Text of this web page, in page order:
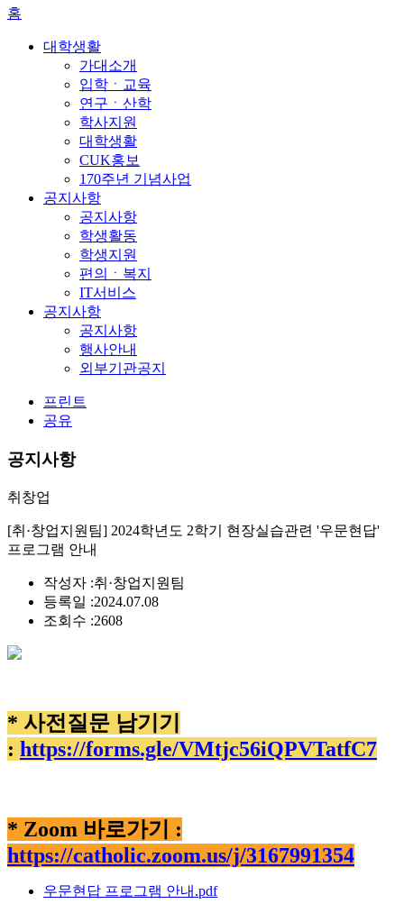
홈
대학생활
가대소개
입학ㆍ교육
연구ㆍ산학
학사지원
대학생활
CUK홍보
170주년 기념사업
공지사항
공지사항
학생활동
학생지원
편의ㆍ복지
IT서비스
공지사항
공지사항
행사안내
외부기관공지
프린트
공유
공지사항
취창업
[취·창업지원팀] 2024학년도 2학기 현장실습관련 '우문현답'
프로그램 안내
작성자 :취·창업지원팀
등록일 :2024.07.08
조회수 :2608
* 사전질문 남기기
: https://forms.gle/VMtjc56iQPVTatfC7
* Zoom 바로가기 :
https://catholic.zoom.us/j/3167991354
우문현답 프로그램 안내.pdf